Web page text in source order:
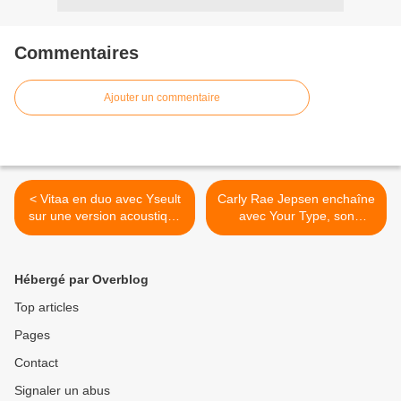
Commentaires
Ajouter un commentaire
< Vitaa en duo avec Yseult
sur une version acoustique
de Vivre !
Carly Rae Jepsen enchaîne
avec Your Type, son
nouveau single ! >
Hébergé par Overblog
Top articles
Pages
Contact
Signaler un abus